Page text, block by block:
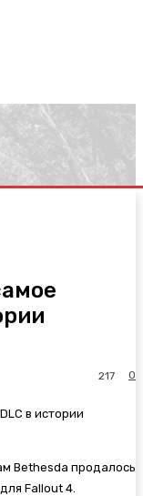
0
217
Bethesda продалось
Fallout 4.